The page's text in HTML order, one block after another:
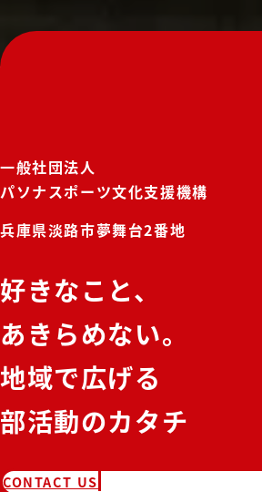
一般社団法人
パソナスポーツ文化支援機構
兵庫県淡路市夢舞台2番地
好きなこと、
あきらめない。
地域で広げる
部活動のカタチ
CONTACT US